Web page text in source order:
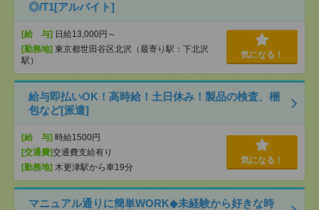
◎/T1[アルバイト]
[給 与] 日給13,000円～
[勤務地] 東京都世田谷区北沢（最寄り駅：下北沢
駅）
気になる！
給与即払いOK！高時給！土日休み！製品の検査、梱
包など[派遣]
[給 与] 時給1500円
[交通費]交通費支給有り
[勤務地] 木更津駅から車19分
気になる！
マニュアル通りに簡単WORK◆未経験から好きな時